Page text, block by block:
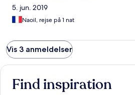
5. jun. 2019
Naoil, rejse på 1 nat
Vis 3 anmeldelser
Find inspiration